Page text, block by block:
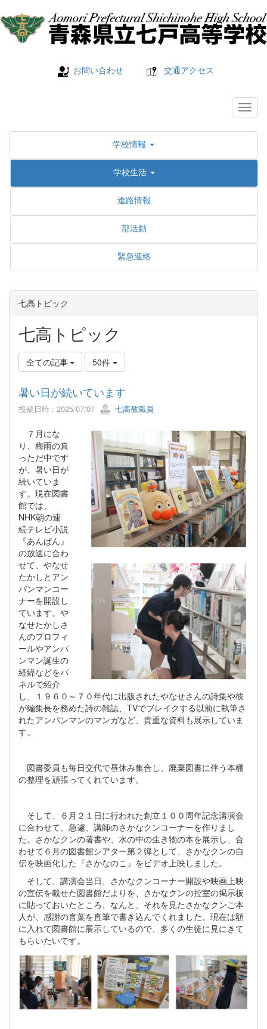
お問い合わせ 交通アクセス
学校情報
学校生活
進路情報
部活動
緊急連絡
七高トピック
七高トピック
全ての記事 50件
暑い日が続いています
投稿日時 : 2025/07/07 七高教職員
７月にな
り、梅雨の真
っただ中です
が、暑い日が
続いていま
す。現在図書
館では、
NHK朝の連
続テレビ小説
『あんぱん』
の放送に合わ
せて、やなせ
たかしとアン
パンマンコー
ナーを開設し
ています。や
なせたかしさ
んのプロフィ
ールやアンパ
ンマン誕生の
経緯などをパ
ネルで紹介
し、１９６０～７０年代に出版されたやなせさんの詩集や彼
が編集長を務めた詩の雑誌、TVでブレイクする以前に執筆さ
れたアンパンマンのマンガなど、貴重な資料も展示していま
す。
図書委員も毎日交代で昼休み集合し、廃棄図書に伴う本棚
の整理を頑張ってくれています。
そして、６月２１日に行われた創立１００周年記念講演会
に合わせて、急遽、講師のさかなクンコーナーを作りまし
た。さかなクンの著書や、水の中の生き物の本を展示し、合
わせて６月の図書館シアター第２弾として、さかなクンの自
伝を映画化した『さかなのこ』をビデオ上映しました。
そして、講演会当日、さかなクンコーナー開設や映画上映
の宣伝を載せた図書館だよりを、さかなクンの控室の掲示板
に貼っておいたところ、なんと、それを見たさかなクンご本
人が、感謝の言葉を直筆で書き込んでくれました。現在は額
に入れて図書館に展示しているので、多くの生徒に見にきて
もらいたいです。